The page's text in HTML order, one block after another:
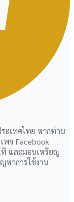
ะเทศไทย หากท่าน
จ Facebook
และมอบเหรียญ
หาการใช้งาน